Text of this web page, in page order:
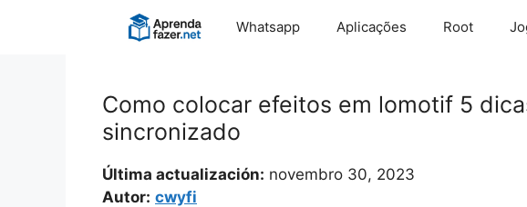
Whatsapp Aplicações Root
Como colocar efeitos em lomotif 5
sincronizado
Última actualización: novembro 30, 2023
Autor: cwyfi